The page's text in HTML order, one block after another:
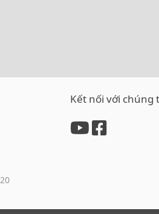
Kết nối với chúng